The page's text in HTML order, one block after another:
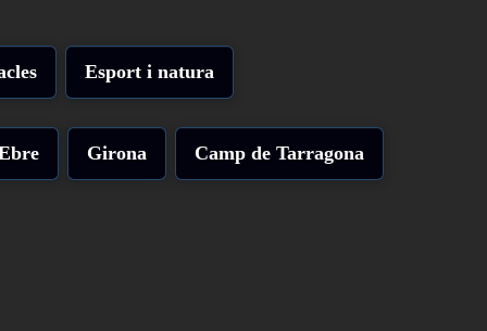
Esport i natura
Girona Camp de Tarragona